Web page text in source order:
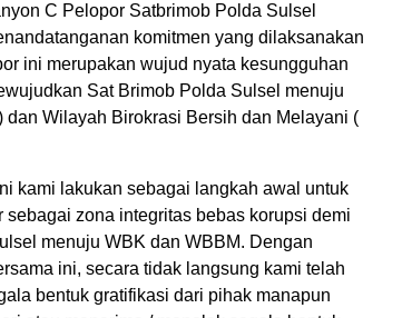
C Pelopor Satbrimob Polda Sulsel
komitmen yang dilaksanakan
ini merupakan wujud nyata kesungguhan
Sat Brimob Polda Sulsel menuju
Wilayah Birokrasi Bersih dan Melayani (
kami lakukan sebagai langkah awal untuk
zona integritas bebas korupsi demi
menuju WBK dan WBBM. Dengan
ini, secara tidak langsung kami telah
bentuk gratifikasi dari pihak manapun